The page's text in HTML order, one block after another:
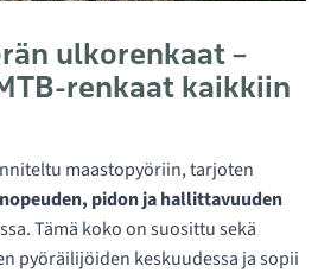
ulkorenkaat –
renkaat kaikkiin
maastopyöriin, tarjoten
pidon ja hallittavuuden
Tämä koko on suosittu sekä
pyöräilijöiden keskuudessa ja sopii